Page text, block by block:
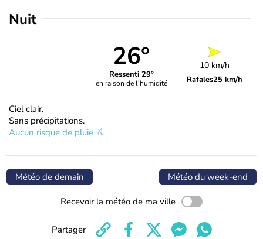
Nuit
26°
Ressenti 29°
en raison de l'humidité
10 km/h
Rafales25 km/h
Ciel clair.
Sans précipitations.
Aucun risque de pluie
Météo de demain Météo du week-end
Recevoir la météo de ma ville
Partager